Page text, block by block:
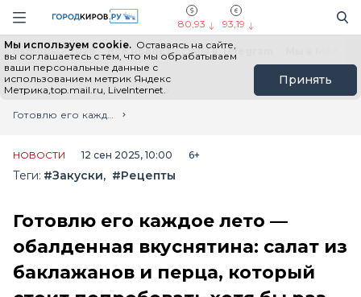
Навигация сайта
80,93 93,19
Мы используем cookie. Оставаясь на сайте,
вы соглашаетесь с тем, что мы обрабатываем
ваши персональные данные с
использованием метрик Яндекс
Метрика,top.mail.ru, LiveInternet.
Принять
Выборы - 2026 Все новости Мы в Telegram
Главная
Лента новостей
Готовлю его каждое лето — обалденная вкуснятина: салат из баклажанов и перца, который стоит попробовать хотя бы раз — домашние в восторге
НОВОСТИ 12 сен 2025, 10:00 6+
Теги: #Закуски #Рецепты
Готовлю его каждое лето —
обалденная вкуснятина: салат из
баклажанов и перца, который